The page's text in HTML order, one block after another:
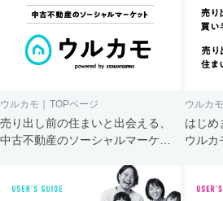
ウルカモ｜TOPページ
売り出し前の住まいと出会える、
中古不動産のソーシャルマーケッ
ウルカ
はじめ
ウルカ